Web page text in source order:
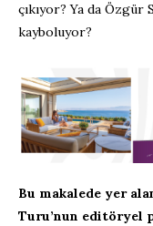
çıkıyor? Ya da
kayboluyor?
Bu makalede yer
Turu’nun editöryel